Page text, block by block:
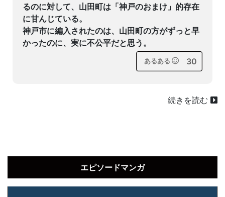
るのに対して、山田町は「神戸のおまけ」的存在
に甘んじている。
神戸市に編入されたのは、山田町の方がずっと早
かったのに、実に不公平だと思う。
あるある 30
続きを読む
エピソードマンガ